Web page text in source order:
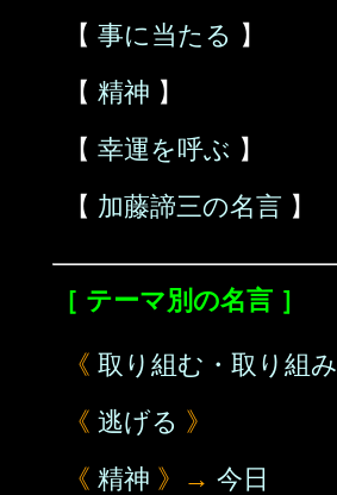
【 事に当たる 】
【 精神 】
【 幸運を呼ぶ 】
【 加藤諦三の名言 】
［ テーマ別の名言 ］
《 取り組む・取り組み
《 逃げる 》
《 精神 》→ 今日